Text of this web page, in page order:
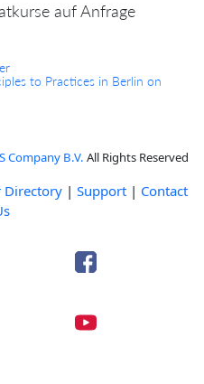
auf Anfrage
to Practices in Berlin on
Company B.V. All Rights Reserved
Directory | Support | Contact